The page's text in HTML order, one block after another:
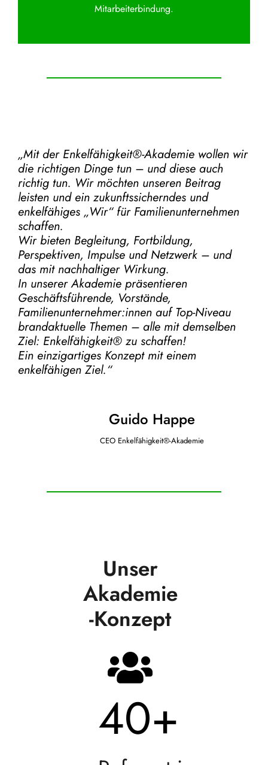
Mitarbeiterbindung.
„Mit der Enkelfähigkeit®-Akademiewollen wir
die richtigen Dinge tun – und diese auch
richtig tun. Wir möchten unseren Beitrag
leisten und ein zukunftssicherndes und
enkelfähiges „Wir“ für Familienunternehmen
schaffen.
Wir bieten Begleitung, Fortbildung,
Perspektiven, Impulse und Netzwerk – und
das mit nachhaltiger Wirkung.
In unserer Akademie präsentieren
Geschäftsführende, Vorstände,
Familienunternehmer:innen auf Top-Niveau
brandaktuelle Themen – alle mit demselben
Ziel: Enkelfähigkeit® zu schaffen!
Ein einzigartiges Konzept mit einem
enkelfähigen Ziel.“
Guido Happe
CEO Enkelfähigkeit®-Akademie
Unser
Akademie
-Konzept
40+